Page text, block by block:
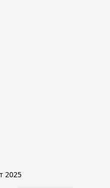
© Компот 2025